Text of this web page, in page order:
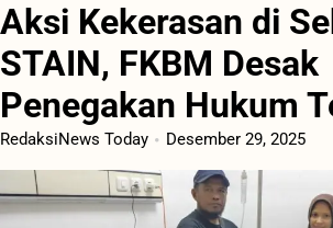
Aksi Kekerasan di
STAIN, FKBM Desak
Penegakan Hukum
RedaksiNews Today Desember 29, 2025